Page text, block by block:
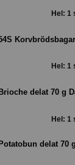
Hel: 1
Hel: 1
delat 70 g
Hel: 1
delat 70